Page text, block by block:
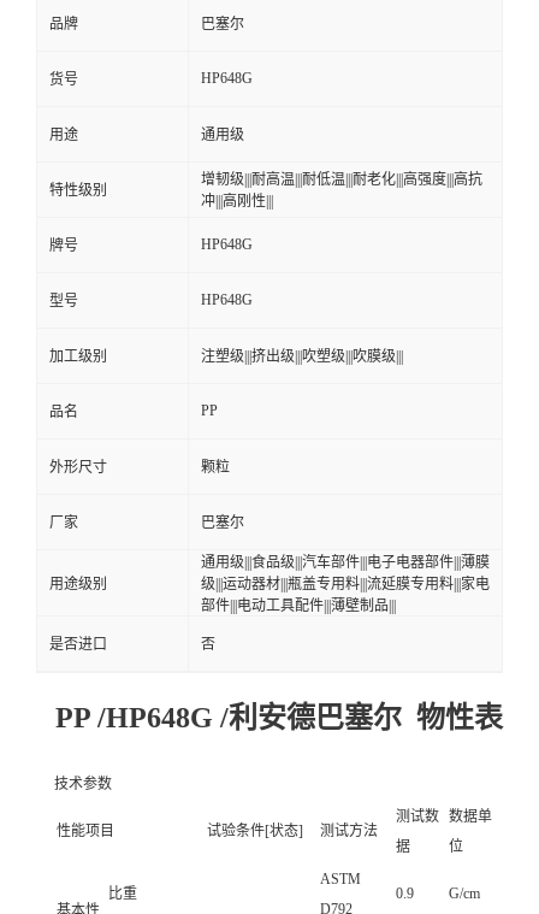
品牌 巴塞尔
货号 HP648G
用途 通用级
特性级别
增韧级|||耐高温|||耐低温|||耐老化|||高强度|||高抗
冲|||高刚性|||
牌号 HP648G
型号 HP648G
加工级别 注塑级|||挤出级|||吹塑级|||吹膜级|||
品名 PP
外形尺寸 颗粒
厂家 巴塞尔
用途级别
通用级|||食品级|||汽车部件|||电子电器部件|||薄膜
级|||运动器材|||瓶盖专用料|||流延膜专用料|||家电
部件|||电动工具配件|||薄壁制品|||
是否进口 否
PP /HP648G /利安德巴塞尔 物性表
技术参数
性能项目 试验条件[状态] 测试方法
测试数
据
数据单
位
基本性
比重
ASTM
D792
0.9 G/cm